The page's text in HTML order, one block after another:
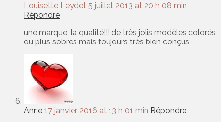
Louisette Leydet 5 juillet 2013 at 20 h 08 min
Répondre
une marque, la qualité!!! de très jolis modèles colorés
ou plus sobres mais toujours très bien conçus
Anne 17 janvier 2016 at 13 h 01 min Répondre